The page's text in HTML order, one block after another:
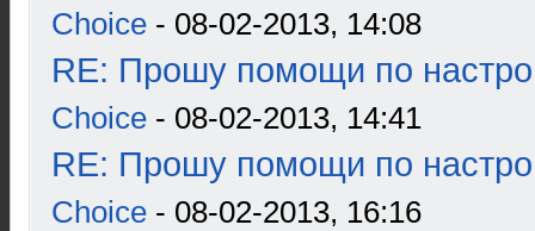
Choice - 08-02-2013, 14:08
RE: Прошу помощи по
Choice - 08-02-2013, 14:41
RE: Прошу помощи по
Choice - 08-02-2013, 16:16